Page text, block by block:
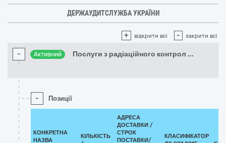
ДЕРЖАУДИТСЛУЖБА УКРАЇНИ
+ відкрити всі - закрити всі
- Активний Послуги з радіаційного контрол ...
- Позиції
КОНКРЕТНА
НАЗВА
КІЛЬКІСТЬ
АДРЕСА
ДОСТАВКИ /
СТРОК
ПОСТАВКИ/
КЛАСИФІКАТОР